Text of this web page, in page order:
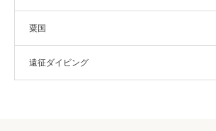
粟国
遠征ダイビング